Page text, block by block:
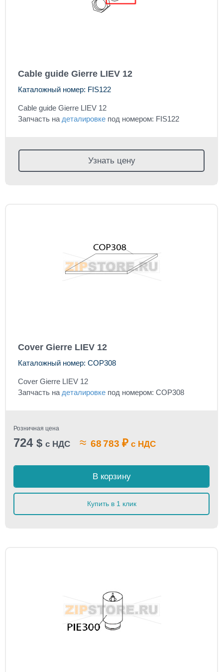
Cable guide Gierre LIEV 12
Каталожный номер: FIS122
Cable guide Gierre LIEV 12
Запчасть на деталировке под номером: FIS122
Узнать цену
Cover Gierre LIEV 12
Каталожный номер: COP308
Cover Gierre LIEV 12
Запчасть на деталировке под номером: COP308
Розничная цена
724 $ с НДС ≈ 68 783 ₽ с НДС
В корзину
Купить в 1 клик